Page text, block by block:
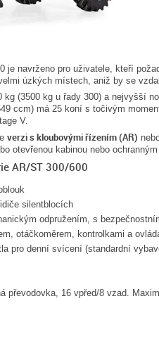
je navrženo pro uživatele, kteří
úzkých místech, aniž by se
kg (3500 kg u řady 300) a nejvyšší
ccm) má 25 koní s točivým
V.
verzi s kloubovými řízením (AR)
otevřenou kabinou nebo
AR/ST 300/600
silentblocích
odpružením, s
otáčkoměrem, kontrolkami a
pro denní svícení (standardní
převodovka, 16 vpřed/8 vzad.